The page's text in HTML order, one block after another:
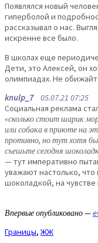
Появлялся новый
гиперболой и
рассказывал о нас.
искренне все было.
В школах еще
Дети, это Алексей, он
олимпиадах. Не
knulp_705.07.21 07:25
Социальная реклама
«сколько стоит шарик
или собака в приюте на
противно, но тут хотя
съешьте сегодня
— тут императивно
уважают настолько, что
шоколадкой, на
Впервые опубликовано —
Границы,ЖЖ